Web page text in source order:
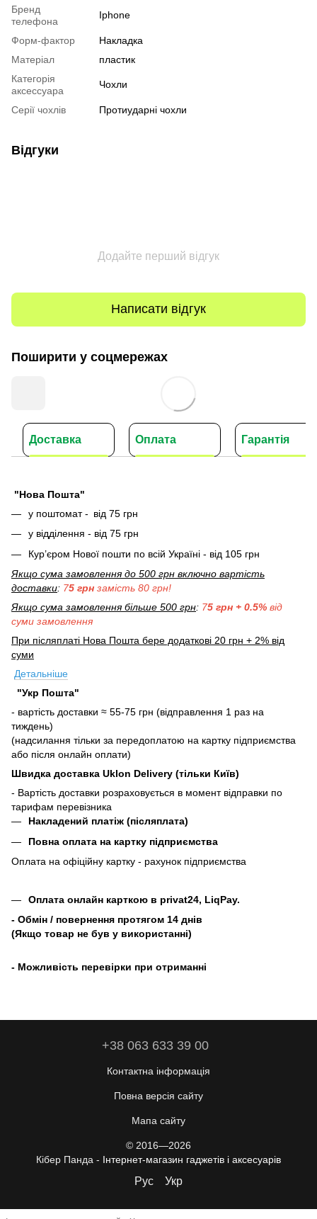
Бренд
телефона
Iphone
Форм-фактор
Накладка
Матеріал
пластик
Категорія
аксессуара
Чохли
Серії чохлів Протиударні чохли
Відгуки
Додайте перший відгук
Написати відгук
Поширити у соцмережах
Доставка Оплата Гарантія
"Нова Пошта"
у поштомат - від 75 грн
у відділення - від 75 грн
Кур’єром Нової пошти по всій Україні - від 105 грн
Якщо сума замовлення до 500 грн включно вартість
доставки: 75 грн замість 80 грн!
Якщо сума замовлення більше 500 грн: 75 грн + 0.5% від
суми замовлення
При післяплаті Нова Пошта бере додаткові 20 грн + 2% від
суми
Детальніше
"Укр Пошта"
- вартість доставки ≈ 55-75 грн (відправлення 1 раз на
тиждень)
(надсилання тільки за передоплатою на картку підприємства
або після онлайн оплати)
Швидка доставка Uklon Delivery (тільки Київ)
- Вартість доставки розраховується в момент відправки по
тарифам перевізника
Накладений платіж (післяплата)
Повна оплата на картку підприємства
Оплата на офіційну картку - рахунок підприємства
Оплата онлайн карткою в privat24, LiqPay.
- Обмін / повернення протягом 14 днів
(Якщо товар не був у використанні)
- Можливість перевірки при отриманні
+38 063 633 39 00
Контактна інформація
Повна версія сайту
Мапа сайту
© 2016—2026
Кібер Панда - Інтернет-магазин гаджетів і аксесуарів
Рус Укр